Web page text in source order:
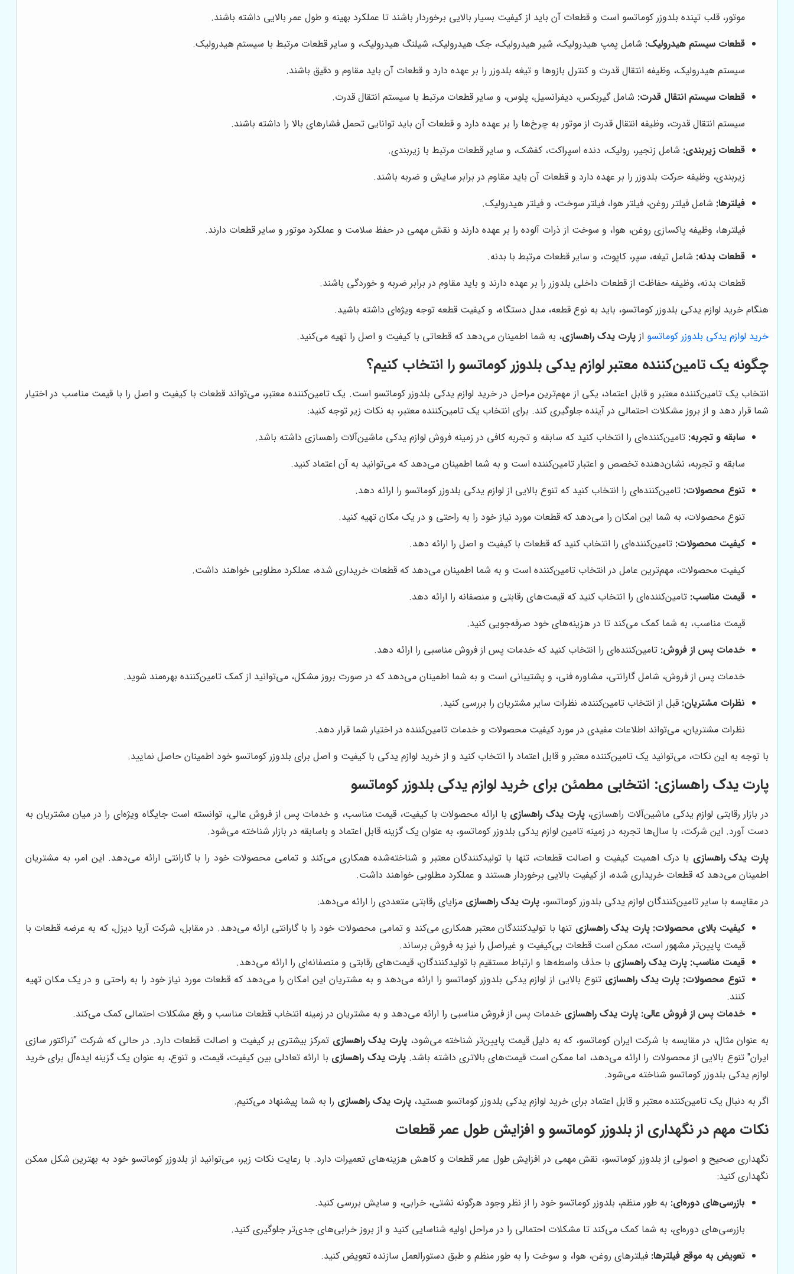
موتور، قلب تپنده بلدوزر کوماتسو است و قطعات آن باید از کیفیت بسیار بالایی برخوردار باشند تا عملکرد بهینه و طول عمر بالایی داشته باشند.
قطعات سیستم هیدرولیک: شامل پمپ هیدرولیک، شیر هیدرولیک، جک هیدرولیک، شیلنگ هیدرولیک، و سایر قطعات مرتبط با سیستم هیدرولیک.
سیستم هیدرولیک، وظیفه انتقال قدرت و کنترل بازوها و تیغه بلدوزر را بر عهده دارد و قطعات آن باید مقاوم و دقیق باشند.
قطعات سیستم انتقال قدرت: شامل گیربکس، دیفرانسیل، پلوس، و سایر قطعات مرتبط با سیستم انتقال قدرت.
سیستم انتقال قدرت، وظیفه انتقال قدرت از موتور به چرخ‌ها را بر عهده دارد و قطعات آن باید توانایی تحمل فشارهای بالا را داشته باشند.
قطعات زیربندی: شامل زنجیر، رولیک، دنده اسپراکت، کفشک، و سایر قطعات مرتبط با زیربندی.
زیربندی، وظیفه حرکت بلدوزر را بر عهده دارد و قطعات آن باید مقاوم در برابر سایش و ضربه باشند.
فیلترها: شامل فیلتر روغن، فیلتر هوا، فیلتر سوخت، و فیلتر هیدرولیک.
فیلترها، وظیفه پاکسازی روغن، هوا، و سوخت از ذرات آلوده را بر عهده دارند و نقش مهمی در حفظ سلامت و عملکرد موتور و سایر قطعات دارند.
قطعات بدنه: شامل تیغه، سپر، کاپوت، و سایر قطعات مرتبط با بدنه.
قطعات بدنه، وظیفه حفاظت از قطعات داخلی بلدوزر را بر عهده دارند و باید مقاوم در برابر ضربه و خوردگی باشند.
هنگام خرید لوازم یدکی بلدوزر کوماتسو، باید به نوع قطعه، مدل دستگاه، و کیفیت قطعه توجه ویژه‌ای داشته باشید.
خرید لوازم یدکی بلدوزر کوماتسو از پارت یدک راهسازی، به شما اطمینان می‌دهد که قطعاتی با کیفیت و اصل را تهیه می‌کنید.
چگونه یک تامین‌کننده معتبر لوازم یدکی بلدوزر کوماتسو را انتخاب کنیم؟
انتخاب یک تامین‌کننده معتبر و قابل اعتماد، یکی از مهم‌ترین مراحل در خرید لوازم یدکی بلدوزر کوماتسو است. یک تامین‌کننده معتبر، می‌تواند قطعات با کیفیت و اصل را با قیمت مناسب در اختیار
شما قرار دهد و از بروز مشکلات احتمالی در آینده جلوگیری کند. برای انتخاب یک تامین‌کننده معتبر، به نکات زیر توجه کنید:
سابقه و تجربه: تامین‌کننده‌ای را انتخاب کنید که سابقه و تجربه کافی در زمینه فروش لوازم یدکی ماشین‌آلات راهسازی داشته باشد.
سابقه و تجربه، نشان‌دهنده تخصص و اعتبار تامین‌کننده است و به شما اطمینان می‌دهد که می‌توانید به آن اعتماد کنید.
تنوع محصولات: تامین‌کننده‌ای را انتخاب کنید که تنوع بالایی از لوازم یدکی بلدوزر کوماتسو را ارائه دهد.
تنوع محصولات، به شما این امکان را می‌دهد که قطعات مورد نیاز خود را به راحتی و در یک مکان تهیه کنید.
کیفیت محصولات: تامین‌کننده‌ای را انتخاب کنید که قطعات با کیفیت و اصل را ارائه دهد.
کیفیت محصولات، مهم‌ترین عامل در انتخاب تامین‌کننده است و به شما اطمینان می‌دهد که قطعات خریداری شده، عملکرد مطلوبی خواهند داشت.
قیمت مناسب: تامین‌کننده‌ای را انتخاب کنید که قیمت‌های رقابتی و منصفانه را ارائه دهد.
قیمت مناسب، به شما کمک می‌کند تا در هزینه‌های خود صرفه‌جویی کنید.
خدمات پس از فروش: تامین‌کننده‌ای را انتخاب کنید که خدمات پس از فروش مناسبی را ارائه دهد.
خدمات پس از فروش، شامل گارانتی، مشاوره فنی، و پشتیبانی است و به شما اطمینان می‌دهد که در صورت بروز مشکل، می‌توانید از کمک تامین‌کننده بهره‌مند شوید.
نظرات مشتریان: قبل از انتخاب تامین‌کننده، نظرات سایر مشتریان را بررسی کنید.
نظرات مشتریان، می‌تواند اطلاعات مفیدی در مورد کیفیت محصولات و خدمات تامین‌کننده در اختیار شما قرار دهد.
با توجه به این نکات، می‌توانید یک تامین‌کننده معتبر و قابل اعتماد را انتخاب کنید و از خرید لوازم یدکی با کیفیت و اصل برای بلدوزر کوماتسو خود اطمینان حاصل نمایید.
پارت یدک راهسازی: انتخابی مطمئن برای خرید لوازم یدکی بلدوزر کوماتسو
در بازار رقابتی لوازم یدکی ماشین‌آلات راهسازی،پارت یدک راهسازی با ارائه محصولات با کیفیت، قیمت مناسب، و خدمات پس از فروش عالی، توانسته است جایگاه ویژه‌ای را در میان مشتریان به
دست آورد. این شرکت، با سال‌ها تجربه در زمینه تامین لوازم یدکی بلدوزر کوماتسو، به عنوان یک گزینه قابل اعتماد و باسابقه در بازار شناخته می‌شود.
پارت یدک راهسازی با درک اهمیت کیفیت و اصالت قطعات، تنها با تولیدکنندگان معتبر و شناخته‌شده همکاری می‌کند و تمامی محصولات خود را با گارانتی ارائه می‌دهد. این امر، به مشتریان
اطمینان می‌دهد که قطعات خریداری شده، از کیفیت بالایی برخوردار هستند و عملکرد مطلوبی خواهند داشت.
در مقایسه با سایر تامین‌کنندگان لوازم یدکی بلدوزر کوماتسو، پارت یدک راهسازی مزایای رقابتی متعددی را ارائه می‌دهد:
کیفیت بالای محصولات: پارت یدک راهسازی تنها با تولیدکنندگان معتبر همکاری می‌کند و تمامی محصولات خود را با گارانتی ارائه می‌دهد. در مقابل، شرکت آریا دیزل، که به عرضه قطعات با
قیمت پایین‌تر مشهور است، ممکن است قطعات بی‌کیفیت و غیراصل را نیز به فروش برساند.
قیمت مناسب: پارت یدک راهسازی با حذف واسطه‌ها و ارتباط مستقیم با تولیدکنندگان، قیمت‌های رقابتی و منصفانه‌ای را ارائه می‌دهد.
تنوع محصولات: پارت یدک راهسازی تنوع بالایی از لوازم یدکی بلدوزر کوماتسو را ارائه می‌دهد و به مشتریان این امکان را می‌دهد که قطعات مورد نیاز خود را به راحتی و در یک مکان تهیه
کنند.
خدمات پس از فروش عالی: پارت یدک راهسازی خدمات پس از فروش مناسبی را ارائه می‌دهد و به مشتریان در زمینه انتخاب قطعات مناسب و رفع مشکلات احتمالی کمک می‌کند.
به عنوان مثال، در مقایسه با شرکت ایران کوماتسو، که به دلیل قیمت پایین‌تر شناخته می‌شود، پارت یدک راهسازی تمرکز بیشتری بر کیفیت و اصالت قطعات دارد. در حالی که شرکت "تراکتور سازی
ایران" تنوع بالایی از محصولات را ارائه می‌دهد، اما ممکن است قیمت‌های بالاتری داشته باشد.پارت یدک راهسازی با ارائه تعادلی بین کیفیت، قیمت، و تنوع، به عنوان یک گزینه ایده‌آل برای خرید
لوازم یدکی بلدوزر کوماتسو شناخته می‌شود.
اگر به دنبال یک تامین‌کننده معتبر و قابل اعتماد برای خرید لوازم یدکی بلدوزر کوماتسو هستید، پارت یدک راهسازی را به شما پیشنهاد می‌کنیم.
نکات مهم در نگهداری از بلدوزر کوماتسو و افزایش طول عمر قطعات
نگهداری صحیح و اصولی از بلدوزر کوماتسو، نقش مهمی در افزایش طول عمر قطعات و کاهش هزینه‌های تعمیرات دارد. با رعایت نکات زیر، می‌توانید از بلدوزر کوماتسو خود به بهترین شکل ممکن
نگهداری کنید:
بازرسی‌های دوره‌ای: به طور منظم، بلدوزر کوماتسو خود را از نظر وجود هرگونه نشتی، خرابی، و سایش بررسی کنید.
بازرسی‌های دوره‌ای، به شما کمک می‌کند تا مشکلات احتمالی را در مراحل اولیه شناسایی کنید و از بروز خرابی‌های جدی‌تر جلوگیری کنید.
تعویض به موقع فیلترها: فیلترهای روغن، هوا، و سوخت را به طور منظم و طبق دستورالعمل سازنده تعویض کنید.